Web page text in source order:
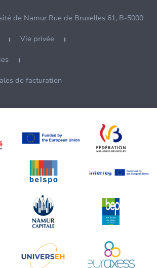
de Namur Rue de Bruxelles 61, B-5000
Vie privée
de facturation